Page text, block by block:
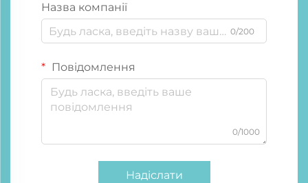
Назва компанії
0/200
Повідомлення
0/1000
Надіслати